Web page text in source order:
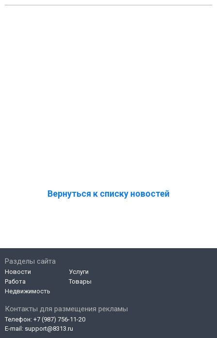
Вернуться к списку новостей
Контакты для размещения рекламы
Телефон: +7 (987) 756-11-20
E-mail: support@8313.ru
Разделы сайта
Новости
Работа
Недвижимость
Услуги
Товары